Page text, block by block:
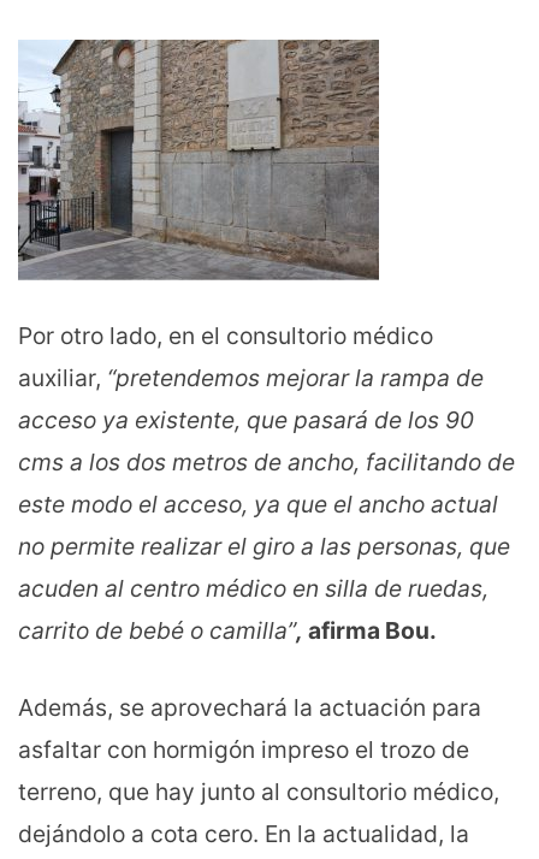
Por otro lado, en el consultorio médico
auxiliar, “pretendemos mejorar la rampa de
acceso ya existente, que pasará de los 90
cms a los dos metros de ancho, facilitando de
este modo el acceso, ya que el ancho actual
no permite realizar el giro a las personas, que
acuden al centro médico en silla de ruedas,
carrito de bebé o camilla”, afirma Bou.
Además, se aprovechará la actuación para
asfaltar con hormigón impreso el trozo de
terreno, que hay junto al consultorio médico,
dejándolo a cota cero. En la actualidad, la